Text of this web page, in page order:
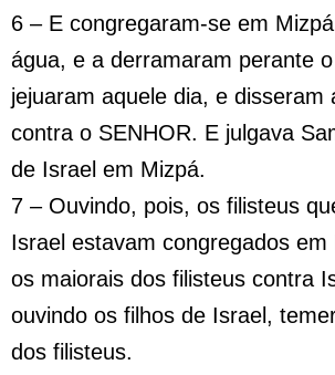
6 – E congregaram-se em
água, e a derramaram perante
jejuaram aquele dia, e disseram
contra o SENHOR. E julgava
de Israel em Mizpá.
7 – Ouvindo, pois, os filisteus
Israel estavam congregados em
os maiorais dos filisteus contra
ouvindo os filhos de Israel,
dos filisteus.